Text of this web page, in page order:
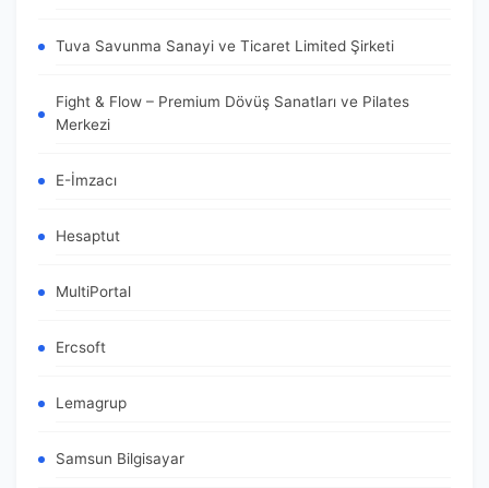
Tuva Savunma Sanayi ve Ticaret Limited Şirketi
Fight & Flow – Premium Dövüş Sanatları ve Pilates
Merkezi
E-İmzacı
Hesaptut
MultiPortal
Ercsoft
Lemagrup
Samsun Bilgisayar